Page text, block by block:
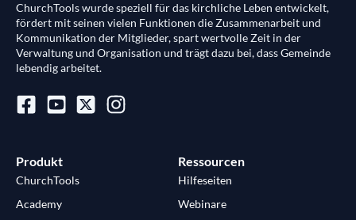
ChurchTools wurde speziell für das kirchliche Leben entwickelt,
fördert mit seinen vielen Funktionen die Zusammenarbeit und
Kommunikation der Mitglieder, spart wertvolle Zeit in der
Verwaltung und Organisation und trägt dazu bei, dass Gemeinde
lebendig arbeitet.
Produkt
ChurchTools
Academy
Ressourcen
Hilfeseiten
Webinare